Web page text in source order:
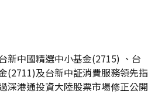
新中國精選中小基金(2715) 、台
(2711)及台新中証消費服務領先指
深港通投資大陸股票市場修正公開